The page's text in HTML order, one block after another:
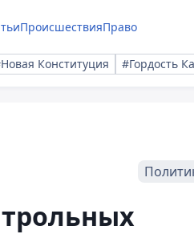
ПроисшествияПраво
Конституция #Гордость